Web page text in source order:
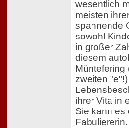
wesentlich
meisten
spannende
sowohl
in großer
diesem
Müntefering
zweiten
ihrer Vita in
Sie kann es
Fabuliererin.